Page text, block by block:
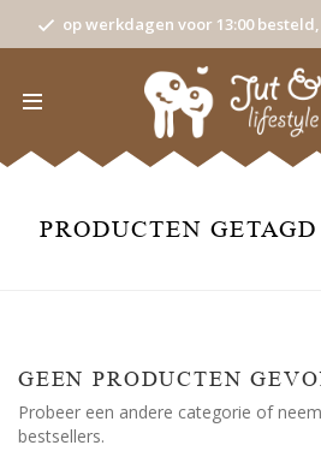
op werkdagen voor 13:00
PRODUCTEN
GEEN PRODUCTEN
Probeer een andere categorie of
bestsellers.